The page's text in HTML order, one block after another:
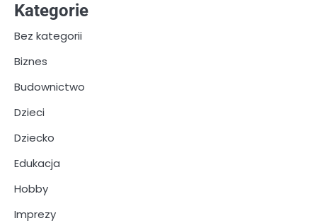
Kategorie
Bez kategorii
Biznes
Budownictwo
Dzieci
Dziecko
Edukacja
Hobby
Imprezy